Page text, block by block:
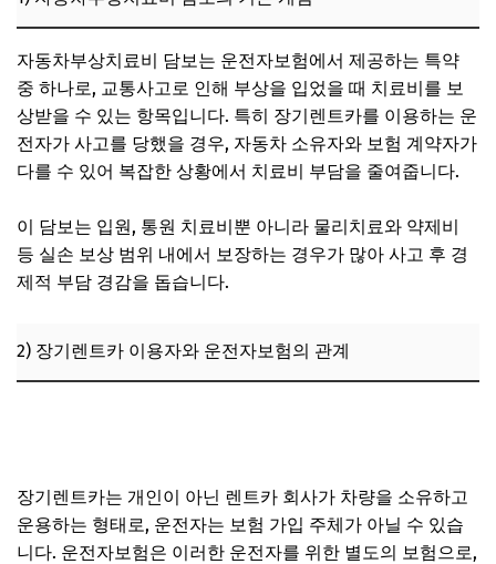
3) 비용 대비 효과 분석
5. 장기렌트카 운전자보험 가입 시 고려해야 할 추가 사항과
전문가 조언
1) 사고 유형별 보상 가능성 점검
6. 운전자보험 자동차부상치료비 담보 활용 시 자주 발생하
는 문제 및 해결 방안
1) 보상 청구 기한 누락으로 인한 문제
자동차부상치료비 담보는 운전자보험에서 제공하는 특약
중 하나로, 교통사고로 인해 부상을 입었을 때 치료비를 보
상받을 수 있는 항목입니다. 특히 장기렌트카를 이용하는 운
전자가 사고를 당했을 경우, 자동차 소유자와 보험 계약자가
다를 수 있어 복잡한 상황에서 치료비 부담을 줄여줍니다.
이 담보는 입원, 통원 치료비뿐 아니라 물리치료와 약제비
등 실손 보상 범위 내에서 보장하는 경우가 많아 사고 후 경
제적 부담 경감을 돕습니다.
2) 장기렌트카 이용자와 운전자보험의 관계
장기렌트카는 개인이 아닌 렌트카 회사가 차량을 소유하고
운용하는 형태로, 운전자는 보험 가입 주체가 아닐 수 있습
니다. 운전자보험은 이러한 운전자를 위한 별도의 보험으로,